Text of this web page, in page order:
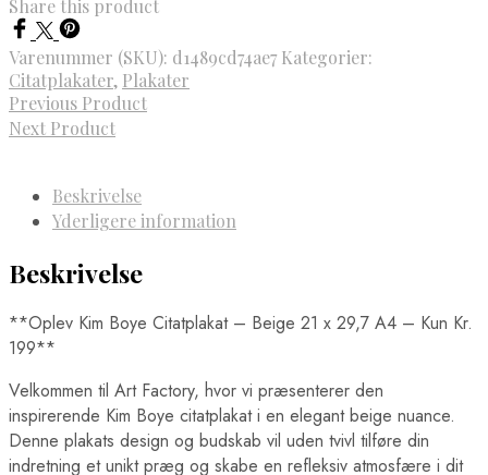
Share this product
Varenummer (SKU): d1489cd74ae7 Kategorier:
Citatplakater, Plakater
Previous Product
Next Product
Beskrivelse
Yderligere information
Beskrivelse
**Oplev Kim Boye Citatplakat – Beige 21 x 29,7 A4 – Kun Kr.
199**
Velkommen til Art Factory, hvor vi præsenterer den
inspirerende Kim Boye citatplakat i en elegant beige nuance.
Denne plakats design og budskab vil uden tvivl tilføre din
indretning et unikt præg og skabe en refleksiv atmosfære i dit